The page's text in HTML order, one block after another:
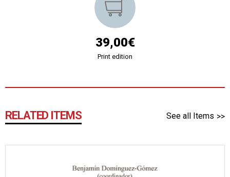
39,00€
Print edition
RELATED ITEMS See all Items